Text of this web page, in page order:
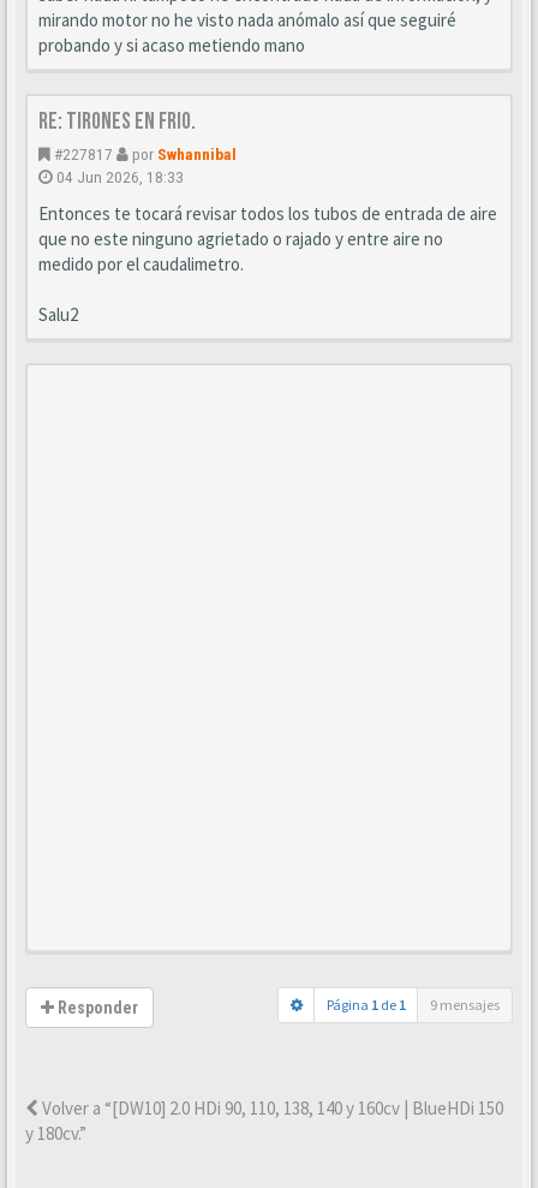
mirando motor no he visto nada anómalo así que seguiré
probando y si acaso metiendo mano
Re: Tirones en frio.
#227817 por Swhannibal
04 Jun 2026, 18:33
Entonces te tocará revisar todos los tubos de entrada de aire
que no este ninguno agrietado o rajado y entre aire no
medido por el caudalimetro.
Salu2
Responder Página 1 de 1 9 mensajes
Volver a “[DW10] 2.0 HDi 90, 110, 138, 140 y 160cv | BlueHDi 150
y 180cv.”